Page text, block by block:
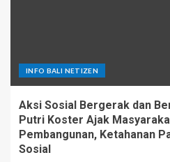
INFO BALI NETIZEN
Aksi Sosial Bergerak dan
Putri Koster Ajak
Pembangunan, Ketahanan
Sosial